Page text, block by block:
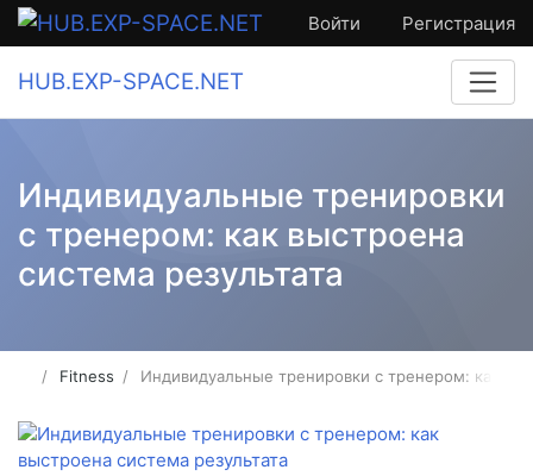
Войти Регистрация
HUB.EXP-SPACE.NET
Индивидуальные тренировки
с тренером: как выстроена
система результата
Fitness Индивидуальные тренировки с тренером: как